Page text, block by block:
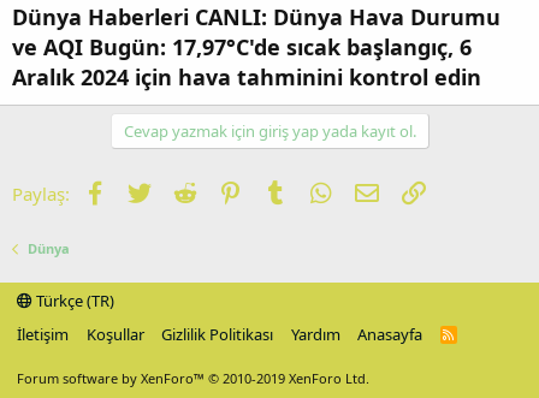
Dünya Haberleri CANLI: Dünya Hava Durumu
ve AQI Bugün: 17,97°C'de sıcak başlangıç, 6
Aralık 2024 için hava tahminini kontrol edin
Cevap yazmak için giriş yap yada kayıt ol.
Paylaş: Facebook
TwitterReddit PinterestTumblrWhatsApp
E-postaLink
Dünya
Türkçe (TR)
İletişim
Koşullar Gizlilik Politikası Yardım Anasayfa
R
Forum software by XenForo™ © 2010-2019 XenForo Ltd.